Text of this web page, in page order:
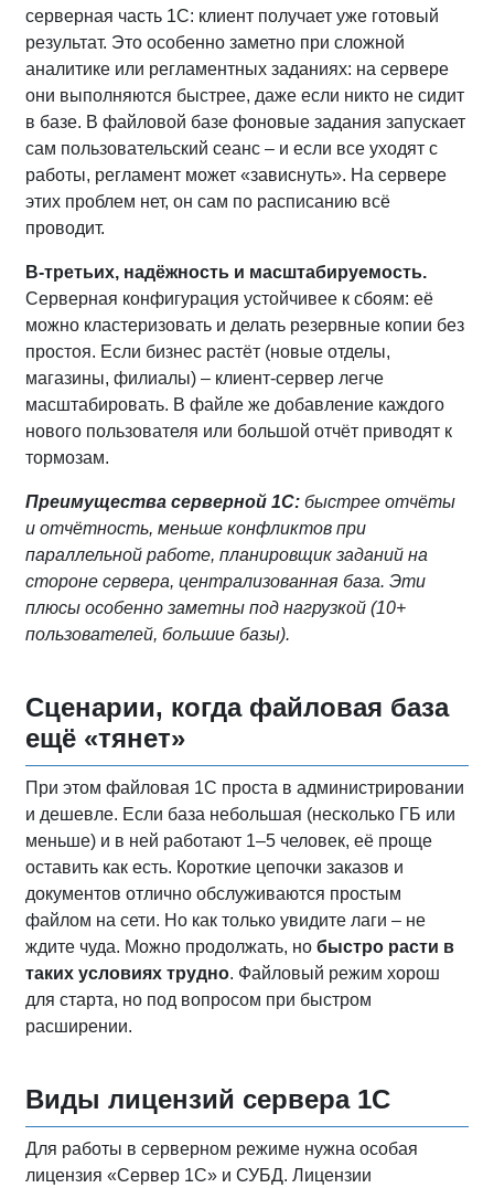
серверная часть 1С: клиент получает уже готовый
результат. Это особенно заметно при сложной
аналитике или регламентных заданиях: на сервере
они выполняются быстрее, даже если никто не сидит
в базе. В файловой базе фоновые задания запускает
сам пользовательский сеанс – и если все уходят с
работы, регламент может «зависнуть». На сервере
этих проблем нет, он сам по расписанию всё
проводит.
В-третьих, надёжность и масштабируемость.
Серверная конфигурация устойчивее к сбоям: её
можно кластеризовать и делать резервные копии без
простоя. Если бизнес растёт (новые отделы,
магазины, филиалы) – клиент‑сервер легче
масштабировать. В файле же добавление каждого
нового пользователя или большой отчёт приводят к
тормозам.
Преимущества серверной 1С: быстрее отчёты
и отчётность, меньше конфликтов при
параллельной работе, планировщик заданий на
стороне сервера, централизованная база. Эти
плюсы особенно заметны под нагрузкой (10+
пользователей, большие базы).
Сценарии, когда файловая база
ещё «тянет»
При этом файловая 1С проста в администрировании
и дешевле. Если база небольшая (несколько ГБ или
меньше) и в ней работают 1–5 человек, её проще
оставить как есть. Короткие цепочки заказов и
документов отлично обслуживаются простым
файлом на сети. Но как только увидите лаги – не
ждите чуда. Можно продолжать, но быстро расти в
таких условиях трудно. Файловый режим хорош
для старта, но под вопросом при быстром
расширении.
Виды лицензий сервера 1С
Для работы в серверном режиме нужна особая
лицензия «Сервер 1С» и СУБД. Лицензии